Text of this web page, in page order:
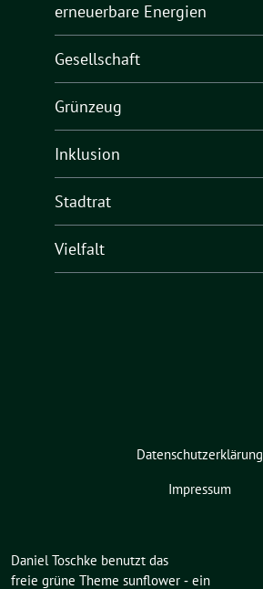
erneuerbare Energien
Gesellschaft
Grünzeug
Inklusion
Stadtrat
Vielfalt
Datenschutzerklärung
Impressum
Daniel Toschke benutzt das
freie grüne Theme sunflower ‐ ein